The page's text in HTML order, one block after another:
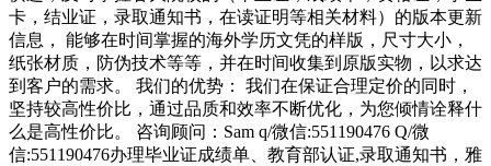
卡，结业证，录取通知书，在读证明等相关材料）的版本更新
信息， 能够在时间掌握的海外学历文凭的样版，尺寸大小，
纸张材质，防伪技术等等，并在时间收集到原版实物，以求达
到客户的需求。 我们的优势： 我们在保证合理定价的同时，
坚持较高性价比，通过品质和效率不断优化，为您倾情诠释什
么是高性价比。 咨询顾问：Sam q/微信:551190476 Q/微
信:551190476办理毕业证成绩单、教育部认证,录取通知书，雅